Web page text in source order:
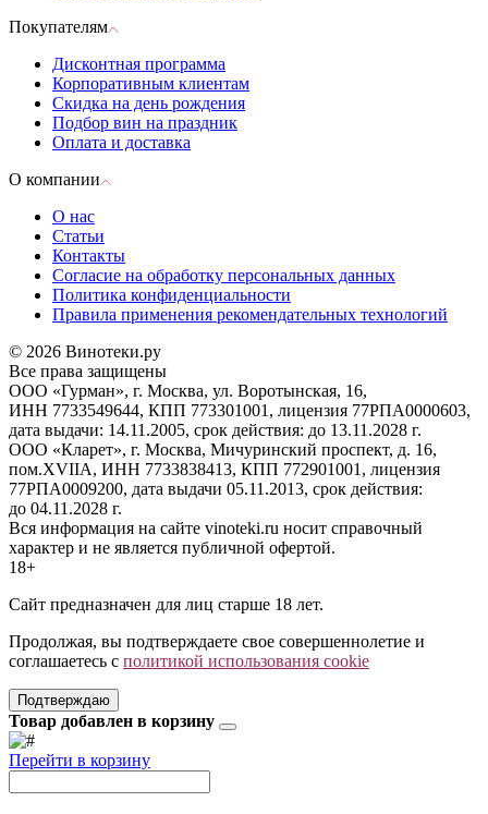
Покупателям
Дисконтная программа
Корпоративным клиентам
Скидка на день рождения
Подбор вин на праздник
Оплата и доставка
О компании
О нас
Статьи
Контакты
Согласие на обработку персональных данных
Политика конфиденциальности
Правила применения рекомендательных технологий
© 2026 Винотеки.ру
Все права защищены
ООО «Гурман», г. Москва, ул. Воротынская, 16,
ИНН 7733549644, КПП 773301001, лицензия 77РПА0000603,
дата выдачи: 14.11.2005, срок действия: до 13.11.2028 г.
ООО «Кларет», г. Москва, Мичуринский проспект, д. 16,
пом.XVIIA, ИНН 7733838413, КПП 772901001, лицензия
77РПА0009200, дата выдачи 05.11.2013, срок действия:
до 04.11.2028 г.
Вся информация на сайте vinoteki.ru носит справочный
характер и не является публичной офертой.
18+
Сайт предназначен для лиц старше 18 лет.
Продолжая, вы подтверждаете свое совершеннолетие и
соглашаетесь с политикой использования cookie
Подтверждаю
Товар добавлен в корзину
Перейти в корзину